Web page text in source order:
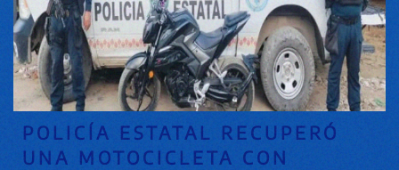
POLICÍA ESTATAL RECUPERÓ
UNA MOTOCICLETA CON